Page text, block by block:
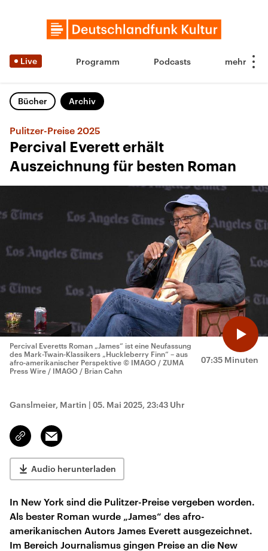
Live Programm Podcasts
Bücher Archiv
Pulitzer-Preise 2025
Percival Everett erhält
Auszeichnung für besten Roman
07:35 Minuten
Percival Everetts Roman „James“ ist eine Neufassung
des Mark-Twain-Klassikers „Huckleberry Finn“ – aus
afro-amerikanischer Perspektive © IMAGO / ZUMA
Press Wire / IMAGO / Brian Cahn
Ganslmeier, Martin | 05. Mai 2025, 23:43 Uhr
Link
kopieren/teilen
Email
Audio herunterladen
In New York sind die Pulitzer-Preise vergeben worden.
Als bester Roman wurde „James“ des afro-
amerikanischen Autors James Everett ausgezeichnet.
Im Bereich Journalismus gingen Preise an die New